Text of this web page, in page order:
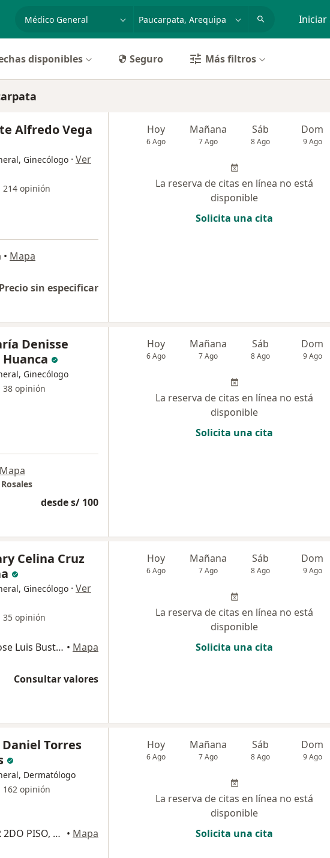
especialidad, enfermedad o nombre Iniciar
disponibles Seguro Más filtros
Alfredo Vega
Ginecólogo · Ver
214 opinión
• Mapa
Precio sin especificar
Hoy
6 Ago
Mañana
7 Ago
Sáb
8 Ago
Dom
9 Ago
La reserva de citas en línea no está
disponible
Solicita una cita
Denisse
Ginecólogo
38 opinión
Mapa
desde s/ 100
Hoy
6 Ago
Mañana
7 Ago
Sáb
8 Ago
Dom
9 Ago
La reserva de citas en línea no está
disponible
Solicita una cita
Celina Cruz
Ginecólogo · Ver
35 opinión
Garcilaso de la Vega 104, Jose Luis Bustamante y Rivero • Mapa
Consultar valores
Hoy
6 Ago
Mañana
7 Ago
Sáb
8 Ago
Dom
9 Ago
La reserva de citas en línea no está
disponible
Solicita una cita
Daniel Torres
Dermatólogo
162 opinión
CALLE PERAL 121 INTERIOR 2DO PISO, Arequipa • Mapa
Hoy
6 Ago
Mañana
7 Ago
Sáb
8 Ago
Dom
9 Ago
La reserva de citas en línea no está
disponible
Solicita una cita